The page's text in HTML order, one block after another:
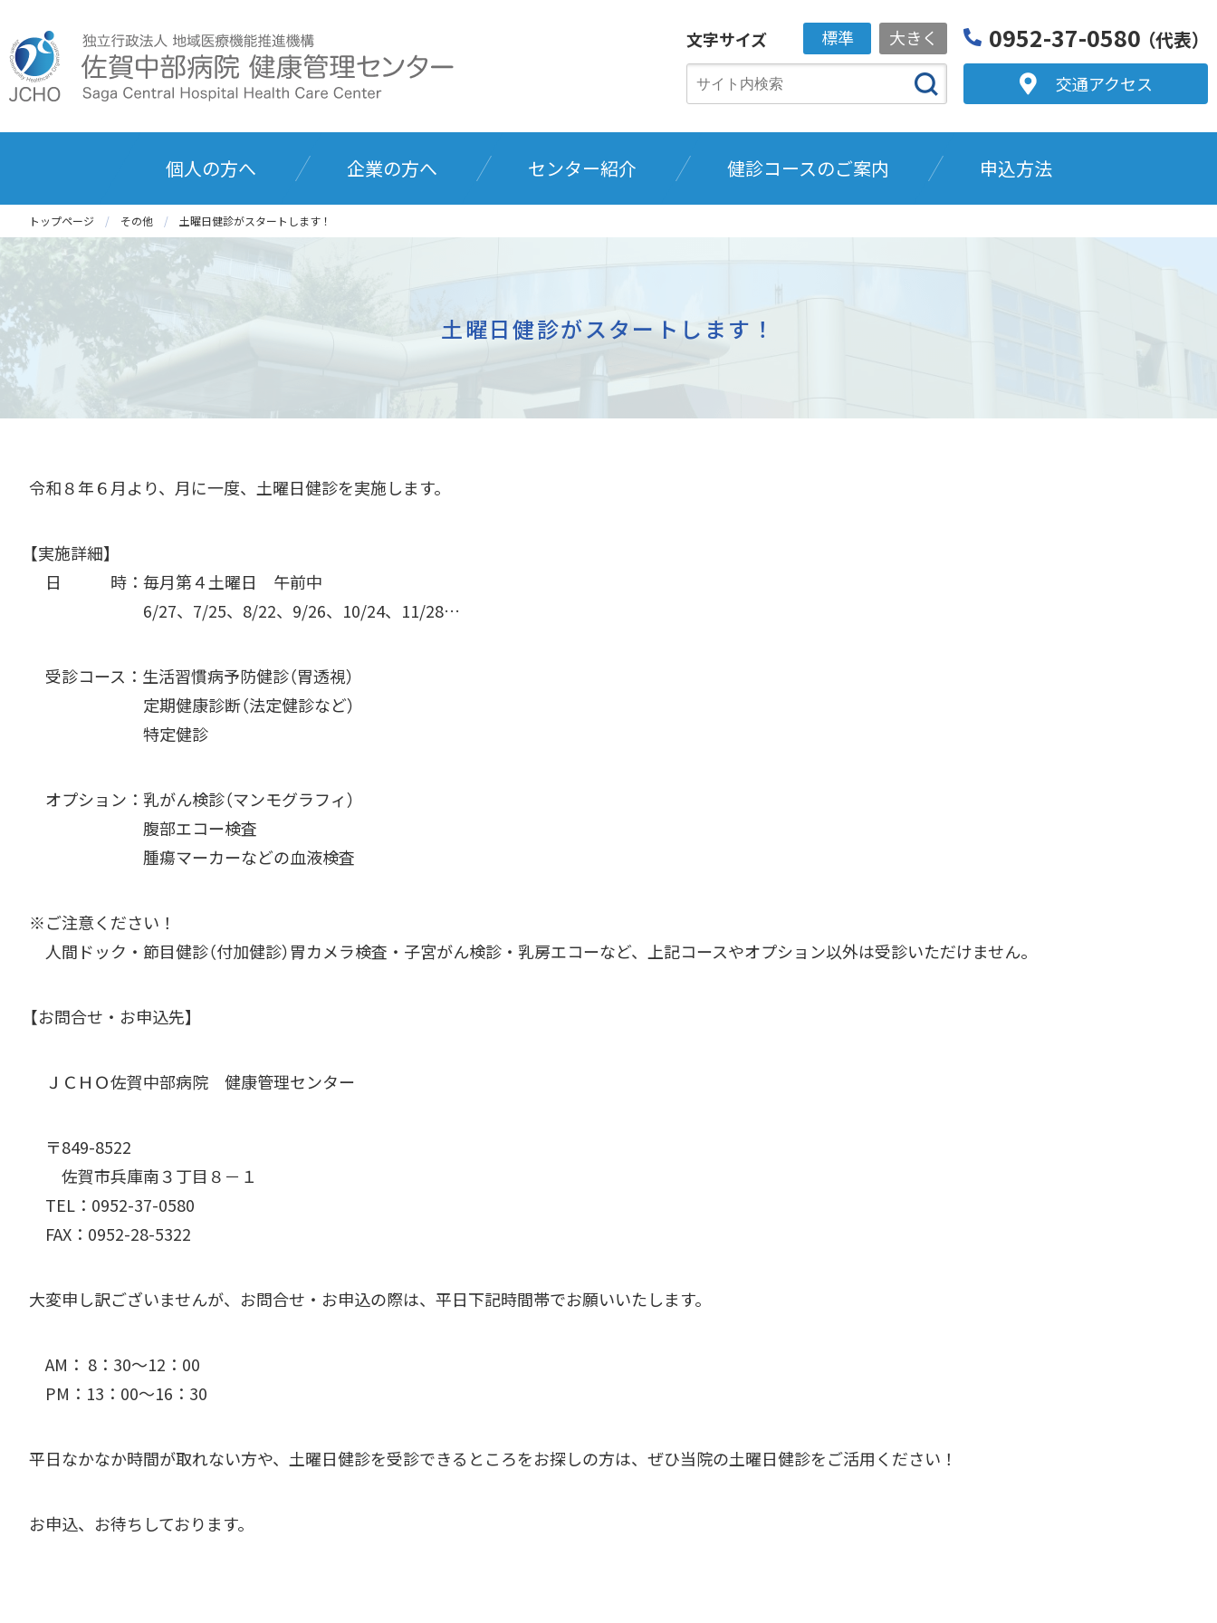
文字サイズ 標準 大きく 0952-37-0580 （代表）
交通アクセス
個人の方へ 企業の方へ センター紹介 健診コースのご案内 申込方法
トップページ その他 土曜日健診がスタートします！
土曜日健診がスタートします！
令和８年６月より、月に一度、土曜日健診を実施します。
【実施詳細】
日 時：毎月第４土曜日 午前中
6/27、7/25、8/22、9/26、10/24、11/28…
受診コース：生活習慣病予防健診（胃透視）
定期健康診断（法定健診など）
特定健診
オプション：乳がん検診（マンモグラフィ）
腹部エコー検査
腫瘍マーカーなどの血液検査
※ご注意ください！
人間ドック・節目健診（付加健診）胃カメラ検査・子宮がん検診・乳房エコーなど、上記コースやオプション以外は受診いただけません。
【お問合せ・お申込先】
ＪＣＨＯ佐賀中部病院 健康管理センター
〒849-8522
佐賀市兵庫南３丁目８－１
TEL：0952-37-0580
FAX：0952-28-5322
大変申し訳ございませんが、お問合せ・お申込の際は、平日下記時間帯でお願いいたします。
AM： 8：30～12：00
PM：13：00～16：30
平日なかなか時間が取れない方や、土曜日健診を受診できるところをお探しの方は、ぜひ当院の土曜日健診をご活用ください！
お申込、お待ちしております。